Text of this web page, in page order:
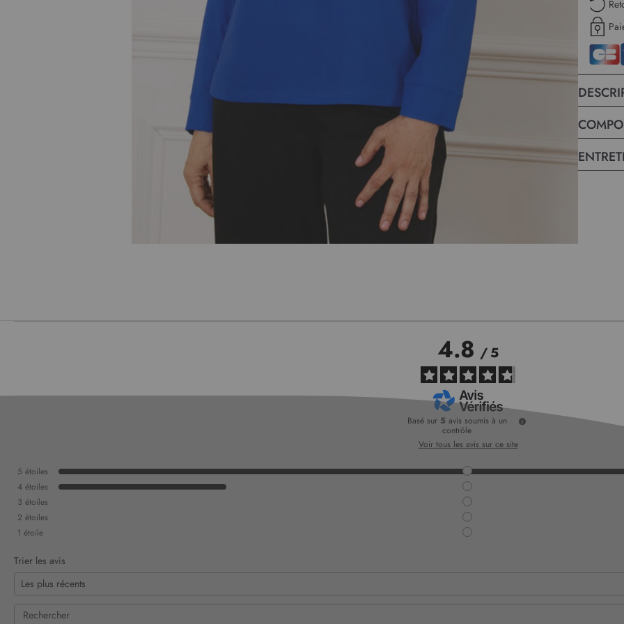
4.8/5
Basé sur 5 avis soumis à un
contrôle
Voir tous les avis sur ce site
5 étoiles
4 étoiles
3 étoiles
2 étoiles
1 étoile
Trier les avis